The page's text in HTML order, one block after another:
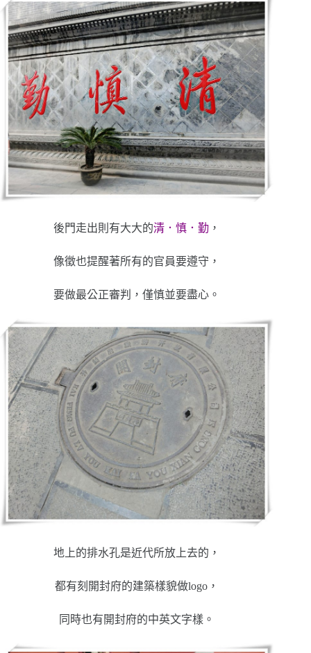
後門走出則有大大的清．慎．勤 ，
像徵也提醒著所有的官員要遵守，
要做最公正審判，僅慎並要盡心。
地上的排水孔是近代所放上去的，
都有刻開封府的建築樣貌做logo，
同時也有開封府的中英文字樣。